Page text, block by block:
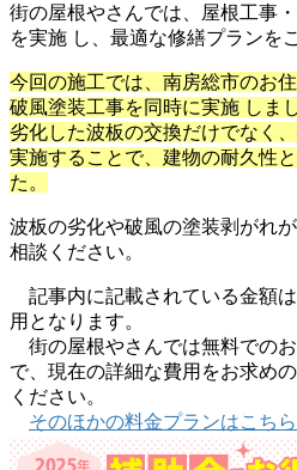
街の屋根やさんでは、屋根工事
を実施 し、最適な修繕プランを
今回の施工では、南房総市のお
破風塗装工事を同時に実施 しまし
劣化した波板の交換だけでなく
実施することで、建物の耐久性
た。
波板の劣化や破風の塗装剥がれ
相談ください。
記事内に記載されている金額
用となります。
街の屋根やさんでは無料での
で、現在の詳細な費用をお求め
ください。
そのほかの料金プランはこち